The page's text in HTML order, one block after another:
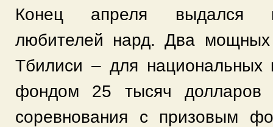
Конец апреля выдался
любителей нард. Два
Тбилиси – для национальных
фондом 25 тысяч долларов
соревнования с призовым